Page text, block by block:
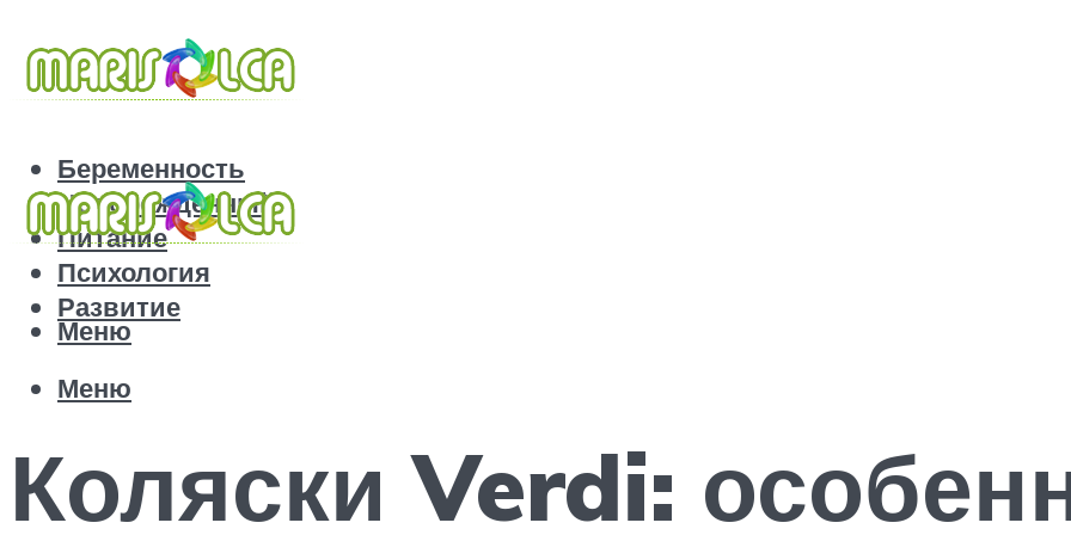
Беременность
Новорожденный
Питание
Психология
Развитие
Меню
Меню
Коляски Verdi: